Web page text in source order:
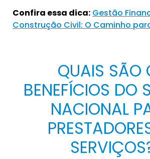
Confira essa dica: Gestão
Construção Civil: O Caminho
QUAIS SÃO
BENEFÍCIOS DO
NACIONAL